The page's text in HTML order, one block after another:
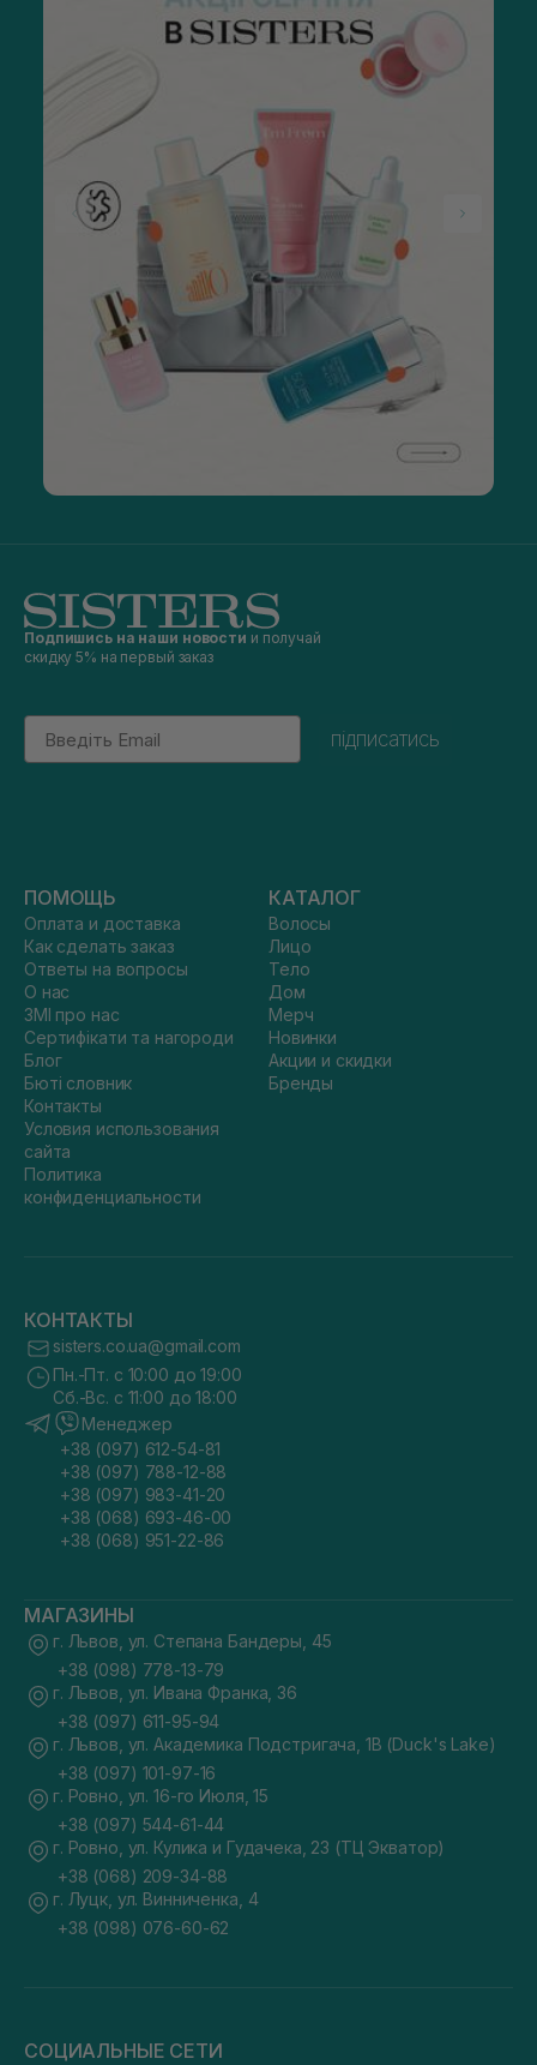
Подпишись на наши новости и получай
скидку 5% на первый заказ
Email
підписатись
ПОМОЩЬ
Оплата и доставка
Как сделать заказ
Ответы на вопросы
О нас
ЗМІ про нас
Сертифікати та нагороди
Блог
Бюті словник
Контакты
Условия использования
сайта
Политика
конфиденциальности
КАТАЛОГ
Волосы
Лицо
Тело
Дом
Мерч
Новинки
Акции и скидки
Бренды
КОНТАКТЫ
sisters.co.ua@gmail.com
Пн.-Пт. с 10:00 до 19:00
Сб.-Вс. с 11:00 до 18:00
Менеджер
+38 (097) 612-54-81
+38 (097) 788-12-88
+38 (097) 983-41-20
+38 (068) 693-46-00
+38 (068) 951-22-86
МАГАЗИНЫ
г. Львов, ул. Степана Бандеры, 45
+38 (098) 778-13-79
г. Львов, ул. Ивана Франка, 36
+38 (097) 611-95-94
г. Львов, ул. Академика Подстригача, 1В (Duck's Lake)
+38 (097) 101-97-16
г. Ровно, ул. 16-го Июля, 15
+38 (097) 544-61-44
г. Ровно, ул. Кулика и Гудачека, 23 (ТЦ Экватор)
+38 (068) 209-34-88
г. Луцк, ул. Винниченка, 4
+38 (098) 076-60-62
СОЦИАЛЬНЫЕ СЕТИ